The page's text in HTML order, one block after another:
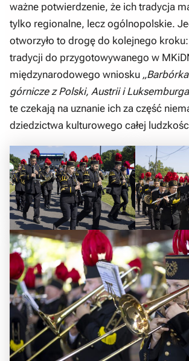
ważne potwierdzenie, że ich tradycja
tylko regionalne, lecz ogólnopolskie.
otworzyło to drogę do kolejnego kroku:
tradycji do przygotowywanego w
międzynarodowego wniosku
górnicze z Polski, Austrii i
te czekają na uznanie ich za część
dziedzictwa kulturowego całej